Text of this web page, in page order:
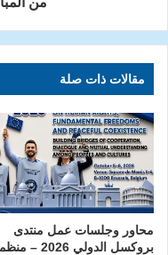
مقالات ذات صلة
محاور وجلسات عمل منتدى
بروكسل الدولي 2026 –